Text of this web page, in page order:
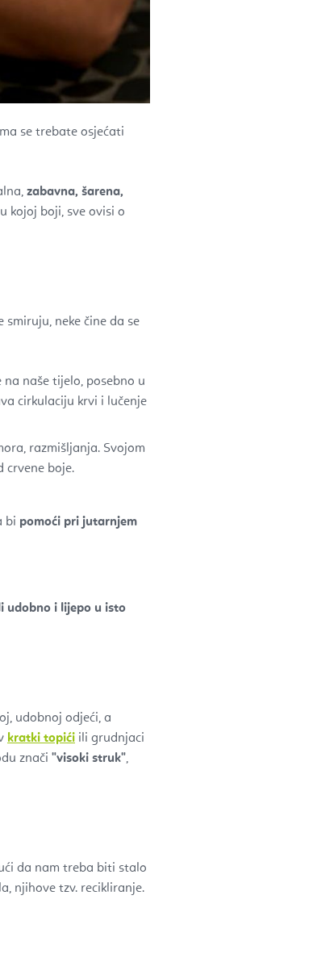
se trebate osjećati
zabavna, šarena,
kojoj boji, sve ovisi o
smiruju, neke čine da se
naše tijelo, posebno u
cirkulaciju krvi i lučenje
razmišljanja. Svojom
crvene boje.
bi pomoći pri jutarnjem
udobno i lijepo u isto
udobnoj odjeći, a
kratki topići ili grudnjaci
znači "visoki struk",
da nam treba biti stalo
njihove tzv. recikliranje.